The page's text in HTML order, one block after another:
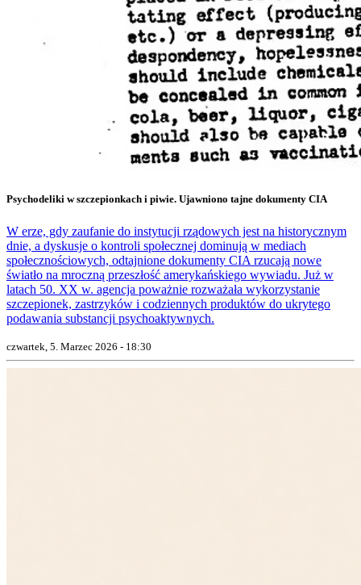
Psychodeliki w szczepionkach i piwie. Ujawniono tajne dokumenty CIA
W erze, gdy zaufanie do instytucji rządowych jest na historycznym
dnie, a dyskusje o kontroli społecznej dominują w mediach
społecznościowych, odtajnione dokumenty CIA rzucają nowe
światło na mroczną przeszłość amerykańskiego wywiadu. Już w
latach 50. XX w. agencja poważnie rozważała wykorzystanie
szczepionek, zastrzyków i codziennych produktów do ukrytego
podawania substancji psychoaktywnych.
czwartek, 5. Marzec 2026 - 18:30